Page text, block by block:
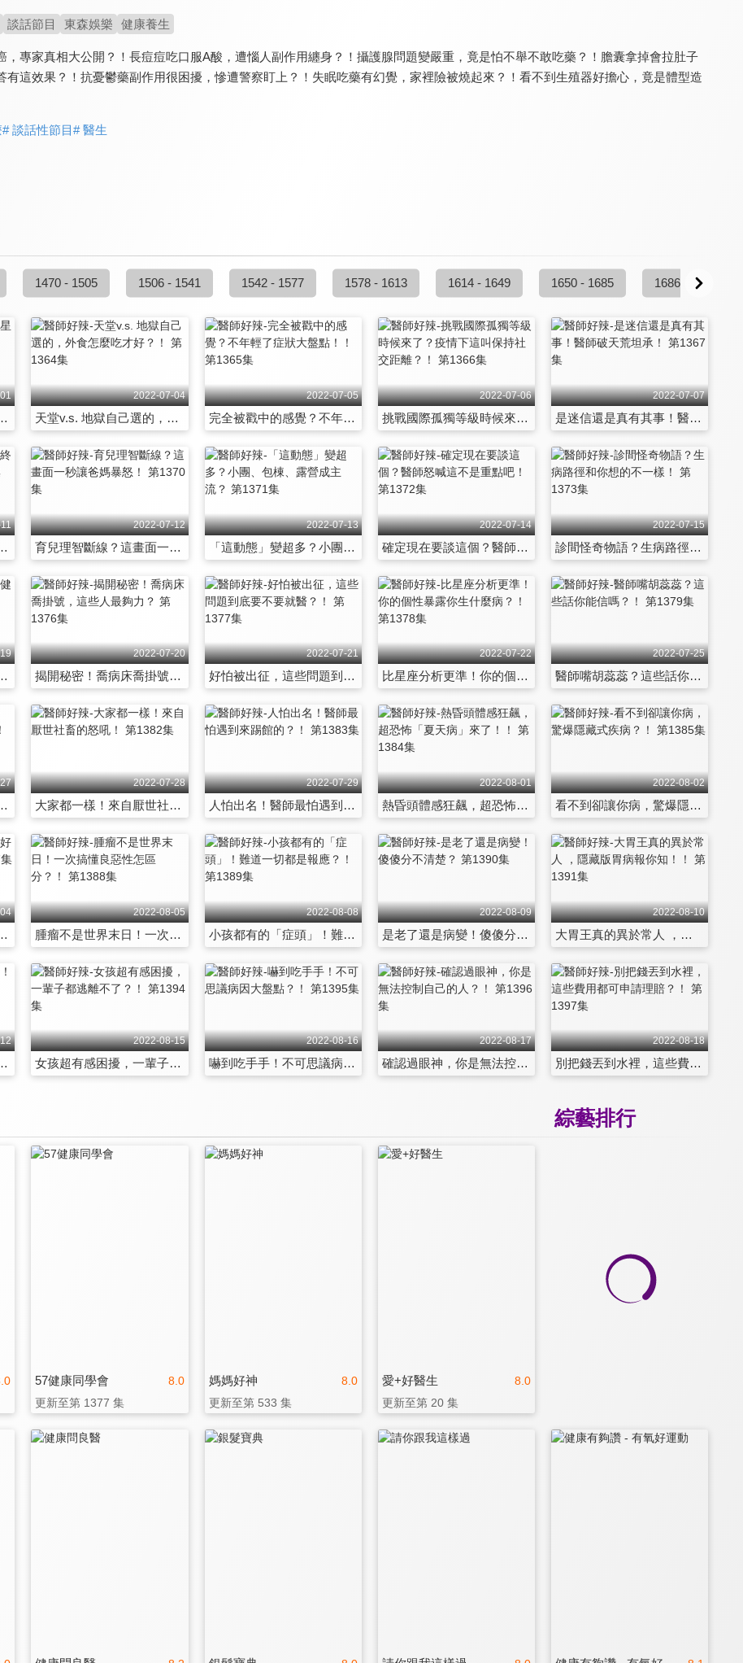
談話節目 東森娛樂 健康養生
，專家真相大公開？！長痘痘吃口服A酸，遭惱人副作用纏身？！攝護腺問題變嚴重，竟是怕不舉不敢吃藥？！膽囊拿掉會拉肚子
有這效果？！抗憂鬱藥副作用很困擾，慘遭警察盯上？！失眠吃藥有幻覺，家裡險被燒起來？！看不到生殖器好擔心，竟是體型造
# 談話性節目# 醫生
1470 - 1505 1506 - 1541 1542 - 1577 1578 - 1613 1614 - 1649 1650 - 1685 1686 - 1721
是天選之人？！ 第1363集
2022-07-04
天堂v.s. 地獄自己選的，外食怎麼吃才好？！ 第1364集
2022-07-05
完全被戳中的感覺？不年輕了症狀大盤點！！ 第1365集
2022-07-06
挑戰國際孤獨等級時候來了？疫情下這叫保持社交距離？！ 第1366集
2022-07-07
是迷信還是真有其事！醫師破天荒坦承！ 第1367集
在這裡！！ 第1369集
2022-07-12
育兒理智斷線？這畫面一秒讓爸媽暴怒！ 第1370集
2022-07-13
「這動態」變超多？小團、包棟、露營成主流？ 第1371集
2022-07-14
確定現在要談這個？醫師怒喊這不是重點吧！ 第1372集
2022-07-15
診間怪奇物語？生病路徑和你想的不一樣！ 第1373集
底是真是假？！ 第1375集
2022-07-20
揭開秘密！喬病床喬掛號，這些人最夠力？ 第1376集
2022-07-21
好怕被出征，這些問題到底要不要就醫？！ 第1377集
2022-07-22
比星座分析更準！你的個性暴露你生什麼病？！ 第1378集
2022-07-25
醫師嘴胡蕊蕊？這些話你能信嗎？！ 第1379集
動作來挑戰？！ 第1381集
2022-07-28
大家都一樣！來自厭世社畜的怒吼！ 第1382集
2022-07-29
人怕出名！醫師最怕遇到來踢館的？！ 第1383集
2022-08-01
熱昏頭體感狂飆，超恐怖「夏天病」來了！！ 第1384集
2022-08-02
看不到卻讓你病，驚爆隱藏式疾病？！ 第1385集
是好難熬？！ 第1387集
2022-08-05
腫瘤不是世界末日！一次搞懂良惡性怎區分？！ 第1388集
2022-08-08
小孩都有的「症頭」！難道一切都是報應？！ 第1389集
2022-08-09
是老了還是病變！傻傻分不清楚？ 第1390集
2022-08-10
大胃王真的異於常人 ，隱藏版胃病報你知！！ 第1391集
肝，還是傷腎？ 第1393集
2022-08-15
女孩超有感困擾，一輩子都逃離不了？！ 第1394集
2022-08-16
嚇到吃手手！不可思議病因大盤點？！ 第1395集
2022-08-17
確認過眼神，你是無法控制自己的人？！ 第1396集
2022-08-18
別把錢丟到水裡，這些費用都可申請理賠？！ 第1397集
綜藝排行
8.0
57健康同學會
更新至第 1377 集
8.0
媽媽好神
更新至第 533 集
8.0
愛+好醫生
更新至第 20 集